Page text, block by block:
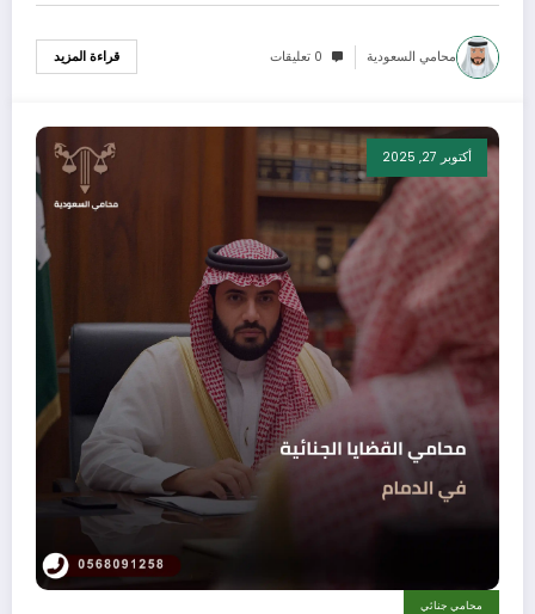
محامي السعودية 0 تعليقات قراءة المزيد
أكتوبر 27, 2025
محامي جنائي